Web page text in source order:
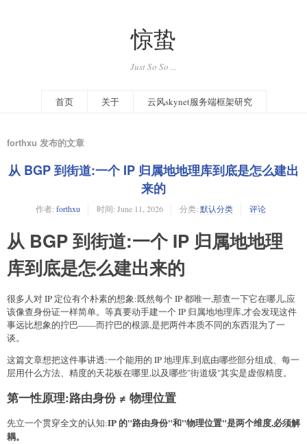
惊蛰
Just So So ...
首页 关于 云风skynet服务端框架研究
forthxu 发布的文章
从 BGP 到街道:一个 IP 归属地地理库到底是怎么建出
来的
作者: forthxu 时间: June 11, 2026 分类: 默认分类 评论
从 BGP 到街道:一个 IP 归属地地理
库到底是怎么建出来的
很多人对 IP 定位有个朴素的想象:既然每个 IP 都唯一,那查一下它在哪儿,应
该像查身份证一样简单。等真要动手建一个 IP 归属地地理库,才会发现这件
事远比想象的拧巴——而拧巴的根源,是把两件本质不同的东西混为了一
谈。
这篇文章想把这件事讲透:一个能用的 IP 地理库,到底由哪些部分组成、每一
层用什么方法、精度的天花板在哪里,以及哪些"街道级"其实是虚假精度。
第一性原理:路由身份 ≠ 物理位置
先立一个贯穿全文的认知:IP 的"路由身份"和"物理位置"是两个维度,必须解
耦。